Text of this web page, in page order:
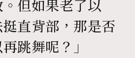
但如果老了以
直背部，那是否
跳舞呢？」